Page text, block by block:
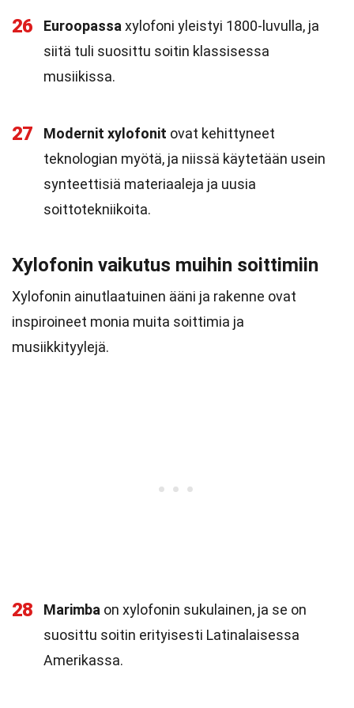
26 Euroopassa xylofoni yleistyi 1800-luvulla, ja
siitä tuli suosittu soitin klassisessa
musiikissa.
27 Modernit xylofonit ovat kehittyneet
teknologian myötä, ja niissä käytetään usein
synteettisiä materiaaleja ja uusia
soittotekniikoita.
Xylofonin vaikutus muihin soittimiin
Xylofonin ainutlaatuinen ääni ja rakenne ovat
inspiroineet monia muita soittimia ja
musiikkityylejä.
28 Marimba on xylofonin sukulainen, ja se on
suosittu soitin erityisesti Latinalaisessa
Amerikassa.